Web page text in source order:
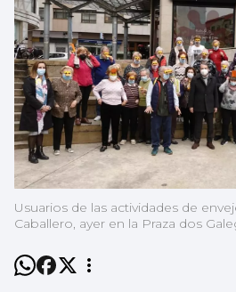
Usuarios de las actividades de
Caballero, ayer en la Praza dos